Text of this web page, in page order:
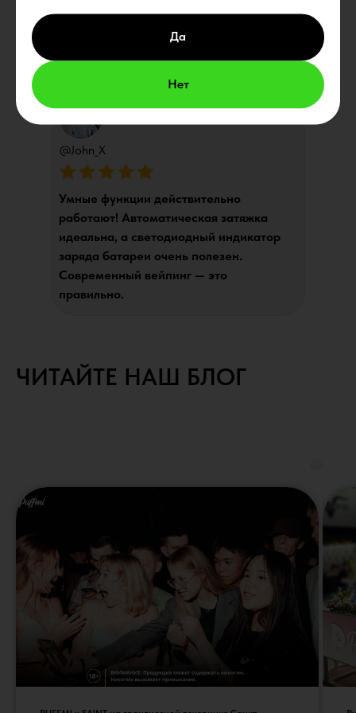
Да
Нет
@John_X
Умные функции действительно
работают! Автоматическая затяжка
идеальна, а светодиодный индикатор
заряда батареи очень полезен.
Современный вейпинг — это
правильно.
ЧИТАЙТЕ НАШ БЛОГ